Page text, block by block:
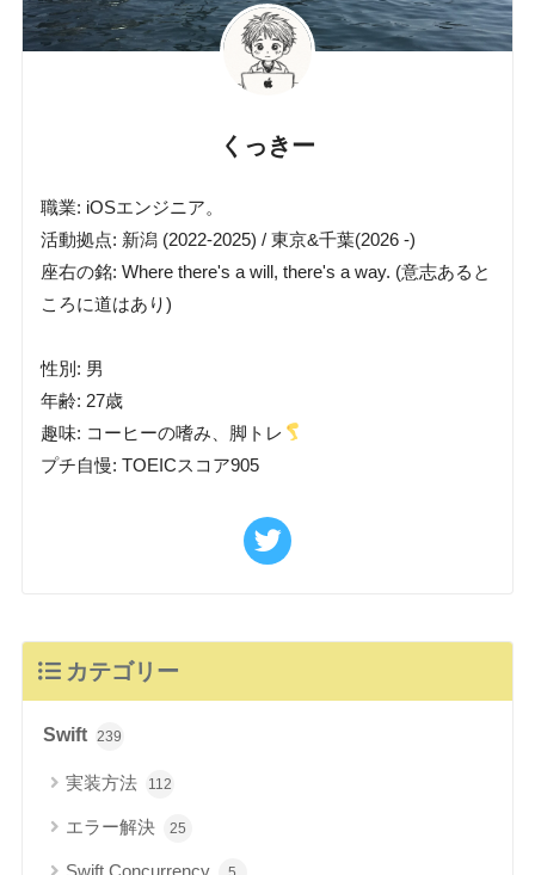
くっきー
職業: iOSエンジニア。
活動拠点: 新潟 (2022-2025) / 東京&千葉(2026 -)
座右の銘: Where there's a will, there's a way. (意志あると
ころに道はあり)
性別: 男
年齢: 27歳
趣味: コーヒーの嗜み、脚トレ
プチ自慢: TOEICスコア905
カテゴリー
Swift 239
実装方法 112
エラー解決 25
Swift Concurrency